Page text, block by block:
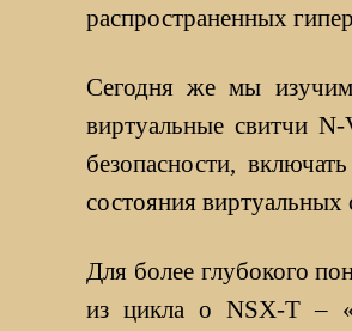
распространенных
Сегодня же мы изучим
виртуальные свитчи
безопасности,
состояния виртуальных
Для более глубокого
из цикла о NSX-T –